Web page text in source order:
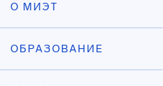
О МИЭТ
ОБРАЗОВАНИЕ